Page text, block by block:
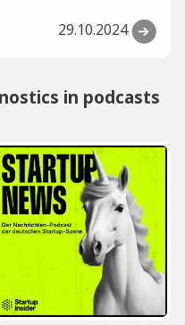
29.10.2024
in podcasts